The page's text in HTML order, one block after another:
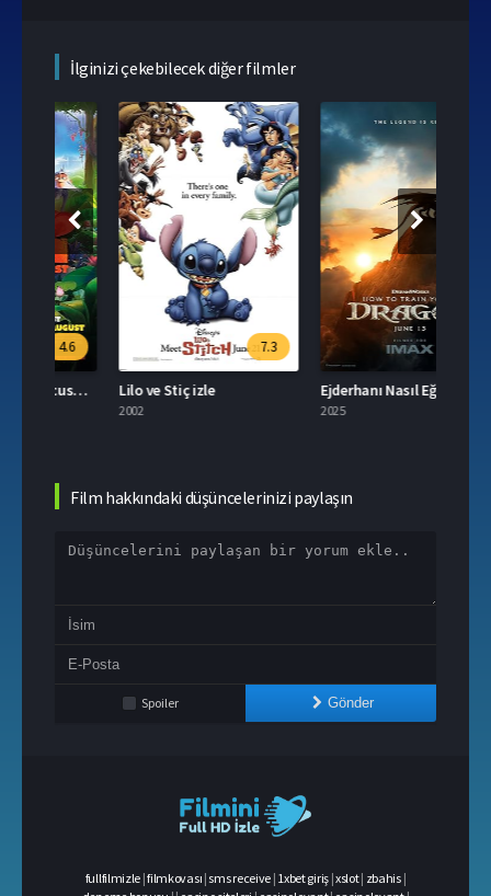
İlginizi çekebilecek diğer filmler
7.3
Lilo ve Stiç izle Ejderhanı Nasıl Eğitirsin izle
Film hakkındaki düşüncelerinizi paylaşın
Spoiler Gönder
fullfilmizle |filmkovası | sms receive | 1xbet giriş|xslot| zbahis|